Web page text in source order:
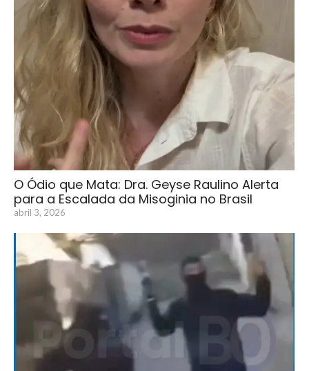
O Ódio que Mata: Dra. Geyse Raulino Alerta
para a Escalada da Misoginia no Brasil
abril 3, 2026